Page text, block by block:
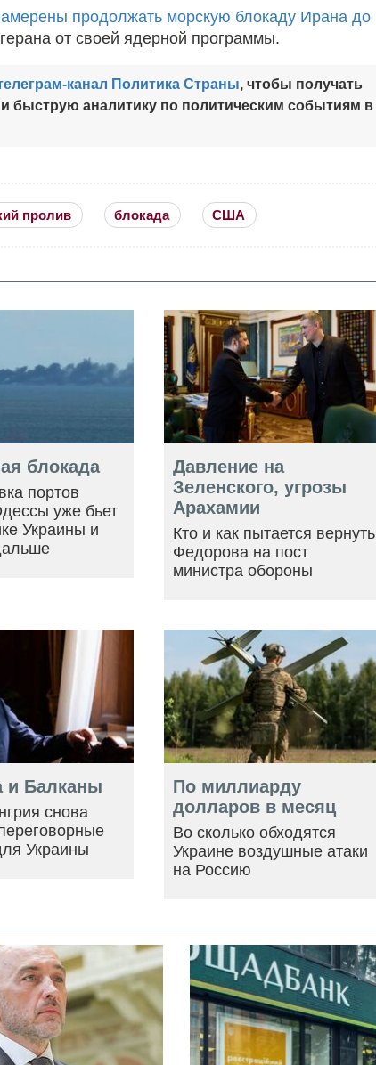
продолжать морскую блокаду Ирана до
от своей ядерной программы.
канал Политика Страны, чтобы получать
быструю аналитику по политическим событиям в
пролив блокада США
блокада
портов
уже бьет
Украины и
Давление на
Зеленского, угрозы
Арахамии
Кто и как пытается вернуть
Федорова на пост
министра обороны
и Балканы
снова
Украины
По миллиарду
долларов в месяц
Во сколько обходятся
Украине воздушные атаки
на Россию